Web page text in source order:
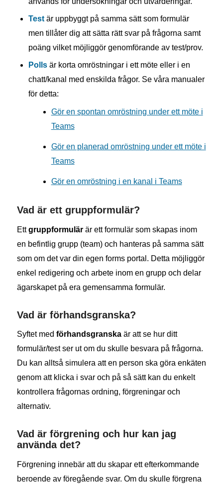
Test är uppbyggt på samma sätt som formulär
men tillåter dig att sätta rätt svar på frågorna samt
poäng vilket möjliggör genomförande av test/prov.
Polls är korta omröstningar i ett möte eller i en
chatt/kanal med enskilda frågor. Se våra manualer
för detta:
Gör en spontan omröstning under ett möte i
Teams
Gör en planerad omröstning under ett möte i
Teams
Gör en omröstning i en kanal i Teams
Vad är ett gruppformulär?
Ettgruppformulärär ett formulär som skapas inom
en befintlig grupp (team) och hanteras på samma sätt
som om det var din egen forms portal. Detta möjliggör
enkel redigering och arbete inom en grupp och delar
ägarskapet på era gemensamma formulär.
Vad är förhandsgranska?
Syftet med förhandsgranskaär att se hur ditt
formulär/test ser ut om du skulle besvara på frågorna.
Du kan alltså simulera att en person ska göra enkäten
genom att klicka i svar och på så sätt kan du enkelt
kontrollera frågornas ordning, förgreningar och
alternativ.
Vad är förgrening och hur kan jag
använda det?
Förgrening innebär att du skapar ett efterkommande
beroende av föregående svar. Om du skulle förgrena